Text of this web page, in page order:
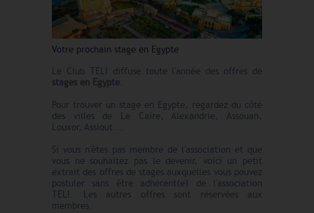
Votre prochain stage en Egypte
Le Club TELI diffuse toute l'année des offres de
stages en Egypte.
Pour trouver un stage en Egypte, regardez du côté
des villes de Le Caire, Alexandrie, Assouan,
Louxor, Assiout...
Si vous n'êtes pas membre de l'association et que
vous ne souhaitez pas le devenir, voici un petit
extrait des offres de stages auxquelles vous pouvez
postuler sans être adhérent(e) de l'association
TELI. Les autres offres sont réservées aux
membres.